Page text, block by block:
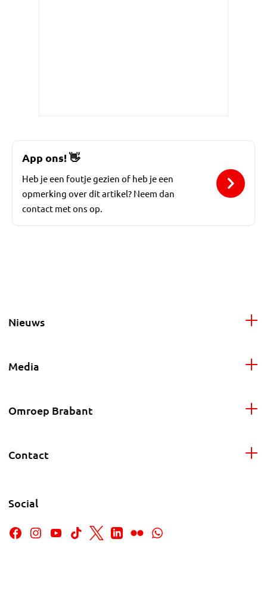
App ons!👋
Heb je een foutje gezien of heb je een
opmerking over dit artikel? Neem dan
contact met ons op.
Nieuws
Media
Omroep Brabant
Contact
Social